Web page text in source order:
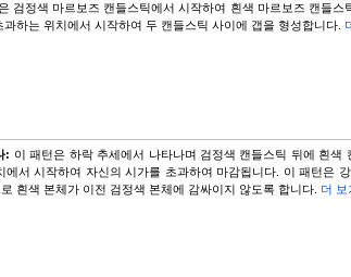
검정색 마르보즈 캔들스틱에서 시작하여 흰색 마르보즈 캔들
하는 위치에서 시작하여 두 캔들스틱 사이에 갭을 형성합니다.
: 이 패턴은 하락 추세에서 나타나며 검정색 캔들스틱 뒤에 흰
에서 시작하여 자신의 시가를 초과하여 마감됩니다. 이 패턴은
흰색 본체가 이전 검정색 본체에 감싸이지 않도록 합니다. 더 보